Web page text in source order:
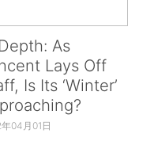
As
Lays Off
Is Its ‘Winter’
04月01日